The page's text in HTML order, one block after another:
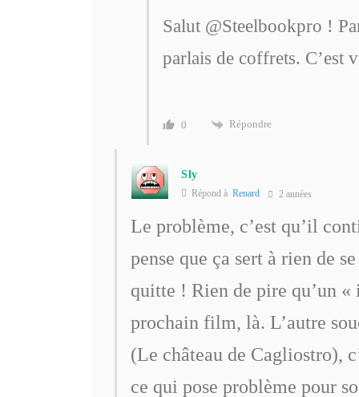
Salut @Steelbookpro !
parlais de coffrets. C’est
0 Répondre
Sly
Répond à Renard 2 années
Le problème, c’est qu’il
pense que ça sert à rien de
quitte ! Rien de pire qu’un
prochain film, là. L’autre
(Le château de Cagliostro),
ce qui pose problème pour